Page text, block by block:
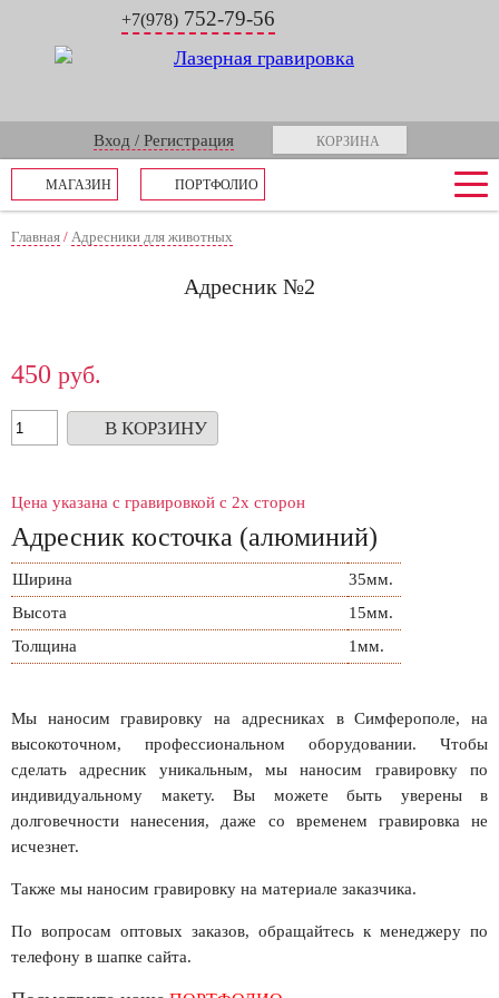
+7(978)752-79-56
Вход / Регистрация КОРЗИНА
МАГАЗИН ПОРТФОЛИО
Главная / Адресники для животных
Адресник №2
450 руб.
В КОРЗИНУ
Цена указана с гравировкой с 2х сторон
Адресник косточка (алюминий)
Ширина
35мм.
Высота
15мм.
Толщина
1мм.
Мы наносим гравировку на адресниках в Симферополе, на
высокоточном, профессиональном оборудовании. Чтобы
сделать адресник уникальным, мы наносим гравировку по
индивидуальному макету. Вы можете быть уверены в
долговечности нанесения, даже со временем гравировка не
исчезнет.
Также мы наносим гравировку на материале заказчика.
По вопросам оптовых заказов, обращайтесь к менеджеру по
телефону в шапке сайта.